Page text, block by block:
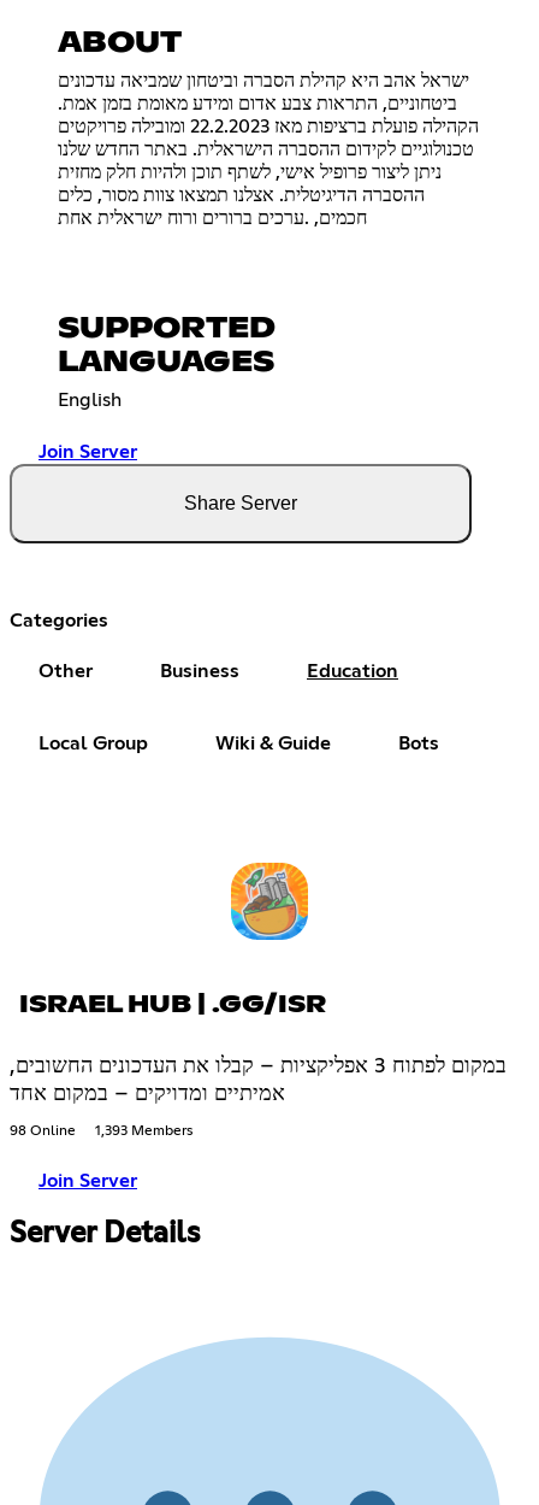
ABOUT
ישראל אהב היא קהילת הסברה וביטחון שמביאה עדכונים
ביטחוניים, התראות צבע אדום ומידע מאומת בזמן אמת.
הקהילה פועלת ברציפות מאז 22.2.2023 ומובילה פרויקטים
טכנולוגיים לקידום ההסברה הישראלית. באתר החדש שלנו
ניתן ליצור פרופיל אישי, לשתף תוכן ולהיות חלק מחזית
ההסברה הדיגיטלית. אצלנו תמצאו צוות מסור, כלים
חכמים, .ערכים ברורים ורוח ישראלית אחת
SUPPORTED
LANGUAGES
English
Join Server
Share Server
Categories
Other Business Education
Local Group Wiki & Guide Bots
ISRAEL HUB | .GG/ISR
במקום לפתוח 3 אפליקציות – קבלו את העדכונים החשובים,
אמיתיים ומדויקים – במקום אחד
98 Online 1,393 Members
Join Server
Server Details